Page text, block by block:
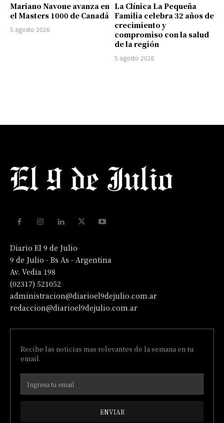
Mariano Navone avanza en
el Masters 1000 de Canadá
5 agosto 2026
La Clínica La Pequeña
Familia celebra 32 años de
crecimiento y
compromiso con la salud
de la región
5 agosto 2026
Diario El 9 de Julio
9 de Julio - Bs As - Argentina
Av. Vedia 198
(02317) 521052
administracion@diarioel9dejulio.com.ar
redaccion@diarioel9dejulio.com.ar
Recibe las noticias mas relevantes de la semana en tu
email.
ENVIAR